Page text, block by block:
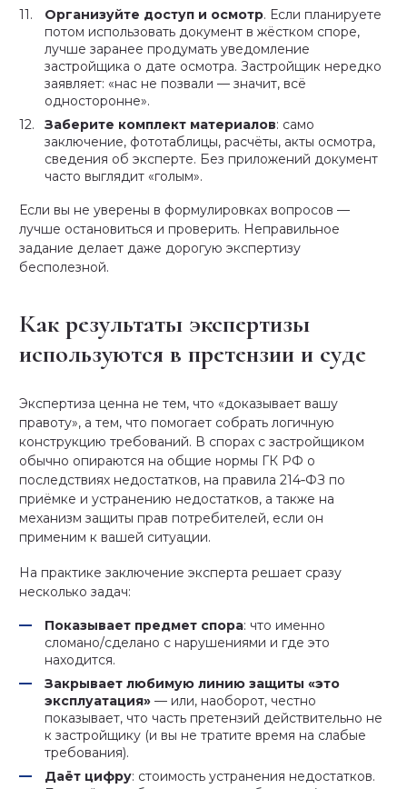
Организуйте доступ и осмотр. Если планируете
потом использовать документ в жёстком споре,
лучше заранее продумать уведомление
застройщика о дате осмотра. Застройщик нередко
заявляет: «нас не позвали — значит, всё
односторонне».
Заберите комплект материалов: само
заключение, фототаблицы, расчёты, акты осмотра,
сведения об эксперте. Без приложений документ
часто выглядит «голым».
Если вы не уверены в формулировках вопросов —
лучше остановиться и проверить. Неправильное
задание делает даже дорогую экспертизу
бесполезной.
Как результаты экспертизы
используются в претензии и суде
Экспертиза ценна не тем, что «доказывает вашу
правоту», а тем, что помогает собрать логичную
конструкцию требований. В спорах с застройщиком
обычно опираются на общие нормы ГК РФ о
последствиях недостатков, на правила 214‑ФЗ по
приёмке и устранению недостатков, а также на
механизм защиты прав потребителей, если он
применим к вашей ситуации.
На практике заключение эксперта решает сразу
несколько задач:
Показывает предмет спора: что именно
сломано/сделано с нарушениями и где это
находится.
Закрывает любимую линию защиты «это
эксплуатация» — или, наоборот, честно
показывает, что часть претензий действительно не
к застройщику (и вы не тратите время на слабые
требования).
Даёт цифру: стоимость устранения недостатков.